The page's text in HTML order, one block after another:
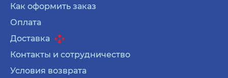
Как оформить заказ
Оплата
Доставка
Контакты и сотрудничество
Условия возврата